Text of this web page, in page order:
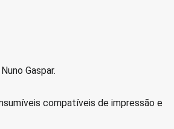
Gaspar.
compatíveis de impressão e